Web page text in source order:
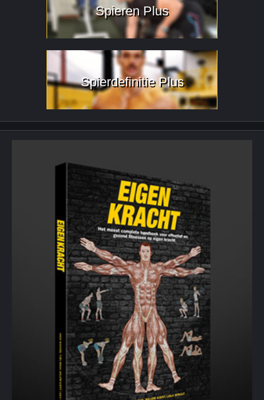
Spieren Plus
Spierdefinitie Plus